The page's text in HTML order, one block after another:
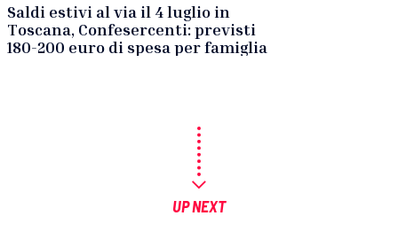
Saldi estivi al via il 4 luglio in
Toscana, Confesercenti: previsti
180-200 euro di spesa per famiglia
UP NEXT